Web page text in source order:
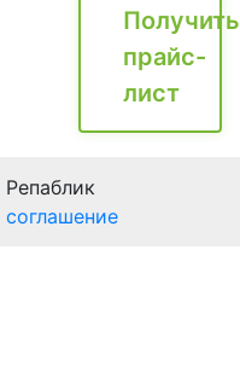
Получить
прайс-
лист
соглашение